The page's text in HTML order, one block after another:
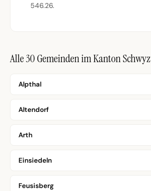
546.26.
Alle 30 Gemeinden im Kanton Schwyz
Alpthal
Altendorf
Arth
Einsiedeln
Feusisberg